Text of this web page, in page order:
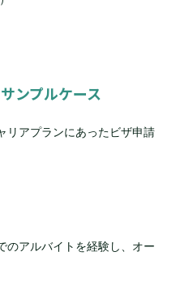
ンプルケース
リアプランにあったビザ申請
のアルバイトを経験し、オー